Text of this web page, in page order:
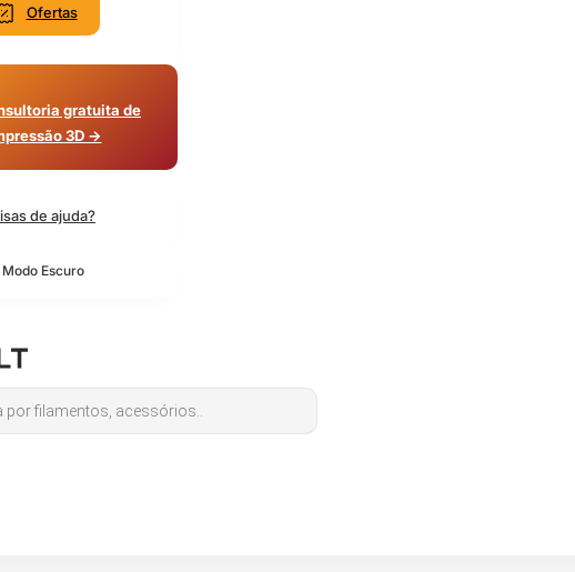
Ofertas
gratuita de
3D →
de ajuda?
Escuro